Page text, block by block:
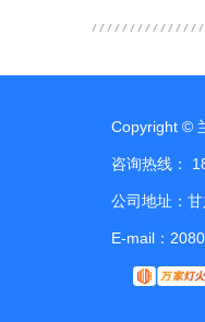
Copyright ©
咨询热线：
公司地址：
E-mail：